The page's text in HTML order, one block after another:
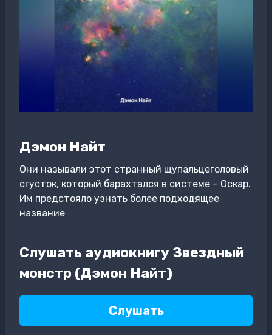
Дэмон Найт
Они называли этот странный щупальцеголовый
сгусток, который барахтался в системе – Оскар.
Им предстояло узнать более подходящее
название
Слушать аудиокнигу Звездный
монстр (Дэмон Найт)
Слушать